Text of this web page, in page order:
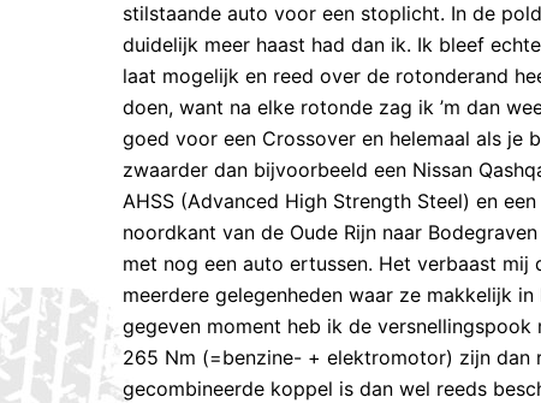
stilstaande auto voor een stoplicht. In de
duidelijk meer haast had dan ik. Ik bleef
laat mogelijk en reed over de rotonderand
doen, want na elke rotonde zag ik ’m dan
goed voor een Crossover en helemaal als je
zwaarder dan bijvoorbeeld een Nissan
AHSS (Advanced High Strength Steel) en
noordkant van de Oude Rijn naar
met nog een auto ertussen. Het verbaast
meerdere gelegenheden waar ze makkelijk
gegeven moment heb ik de
265 Nm (=benzine- + elektromotor) zijn dan
gecombineerde koppel is dan wel reeds